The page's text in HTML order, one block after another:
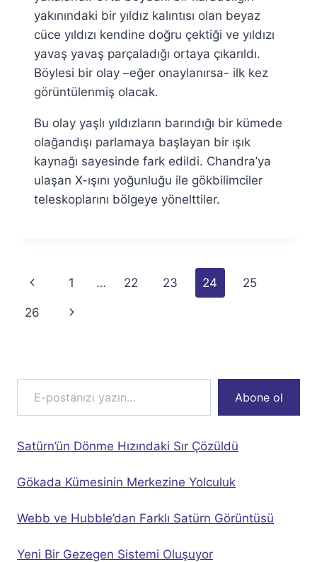
yakınındaki bir yıldız kalıntısı olan beyaz
cüce yıldızı kendine doğru çektiği ve yıldızı
yavaş yavaş parçaladığı ortaya çıkarıldı.
Böylesi bir olay –eğer onaylanırsa- ilk kez
görüntülenmiş olacak.
Bu olay yaşlı yıldızların barındığı bir kümede
olağandışı parlamaya başlayan bir ışık
kaynağı sayesinde fark edildi. Chandra’ya
ulaşan X-ışını yoğunluğu ile gökbilimciler
teleskoplarını bölgeye yönelttiler.
Page
navigation
Previous
Page
1 … 22 23 24 25
26
Next
E-postanızı yazın…
Abone ol
Satürn’ün Dönme Hızındaki Sır Çözüldü
Gökada Kümesinin Merkezine Yolculuk
Webb ve Hubble’dan Farklı Satürn Görüntüsü
Yeni Bir Gezegen Sistemi Oluşuyor